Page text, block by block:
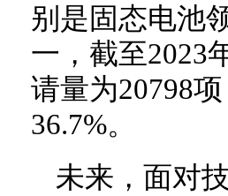
别是固态电池
一，截至2023
请量为20798
36.7%。
未来，面对